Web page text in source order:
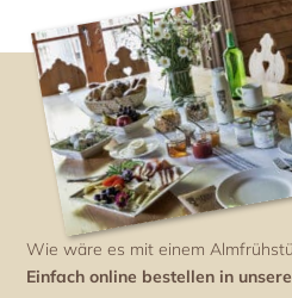
Wie wäre es mit einem
Einfach online bestellen in